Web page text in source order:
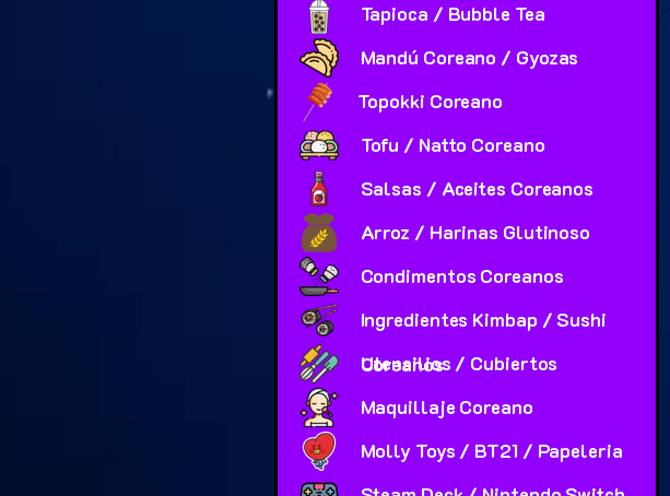
Tapioca / Bubble Tea
Mandú Coreano / Gyozas
Topokki Coreano
Tofu / Natto Coreano
Salsas / Aceites Coreanos
Arroz / Harinas Glutinoso
Condimentos Coreanos
Ingredientes Kimbap / Sushi
Utensilios / Cubiertos Coreanos
Maquillaje Coreano
Molly Toys / BT21 / Papeleria